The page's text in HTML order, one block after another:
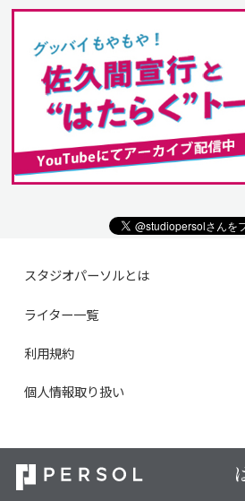
スタジオパーソルとは
ライター一覧
利用規約
個人情報取り扱い